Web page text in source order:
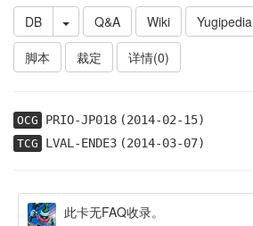
DB Q&A Wiki Yugipedia
脚本
裁定 详情(0)
OCG PRIO-JP018(2014-02-15)
TCG LVAL-ENDE3(2014-03-07)
此卡无FAQ收录。